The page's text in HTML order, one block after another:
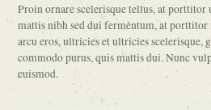
Proin ornare scelerisque tellus, at porttitor
mattis nibh sed dui fermentum, at porttitor
arcu eros, ultricies et ultricies scelerisque,
commodo purus, quis mattis dui. Nunc
euismod.